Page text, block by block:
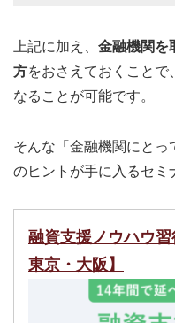
上記に加え、 金融機関を
方をおさえておくことで
なることが可能です。
そんな「金融機関にとっ
のヒントが手に入るセミ
融資支援ノウハウ習
東京・大阪】